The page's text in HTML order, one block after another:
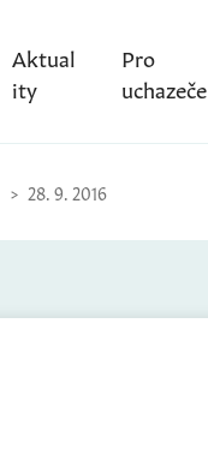
Aktual
ity
Pro
uchazeče
28. 9. 2016